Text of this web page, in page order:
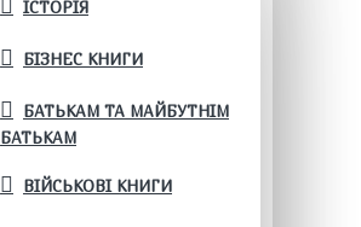
ІСТОРІЯ
БІЗНЕС КНИГИ
БАТЬКАМ ТА МАЙБУТНІМ
БАТЬКАМ
ВІЙСЬКОВІ КНИГИ